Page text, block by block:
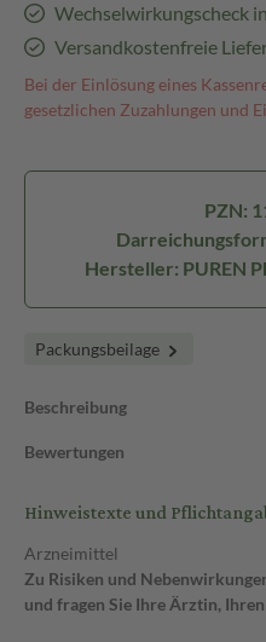
Wechselwirkungscheck
Versandkostenfreie
Bei der Einlösung eines
gesetzlichen Zuzahlungen und
PZN:
Hersteller: PUREN
Packungsbeilage
Beschreibung
Bewertungen
Hinweistexte und
Arzneimittel
Zu Risiken und
und fragen Sie Ihre Ärztin,